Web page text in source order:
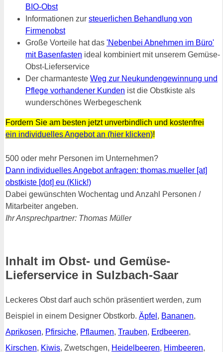
BIO-Obst
Informationen zur steuerlichen Behandlung von
Firmenobst
Große Vorteile hat das 'Nebenbei Abnehmen im Büro'
mit Basenfasten ideal kombiniert mit unserem Gemüse-
Obst-Lieferservice
Der charmanteste Weg zur Neukundengewinnung und
Pflege vorhandener Kunden ist die Obstkiste als
wunderschönes Werbegeschenk
Fordern Sie am besten jetzt unverbindlich und kostenfrei
ein individuelles Angebot an (hier klicken)!
500 oder mehr Personen im Unternehmen?
Dann individuelles Angebot anfragen: thomas.mueller [at]
obstkiste [dot] eu (Klick!)
Dabei gewünschten Wochentag und Anzahl Personen /
Mitarbeiter angeben.
Ihr Ansprechpartner: Thomas Müller
Inhalt im Obst- und Gemüse-
Lieferservice in Sulzbach-Saar
Leckeres Obst darf auch schön präsentiert werden, zum
Beispiel in einem Designer Obstkorb. Äpfel , Bananen,
Aprikosen, Pfirsiche, Pflaumen, Trauben, Erdbeeren,
Kirschen, Kiwis, Zwetschgen, Heidelbeeren, Himbeeren,